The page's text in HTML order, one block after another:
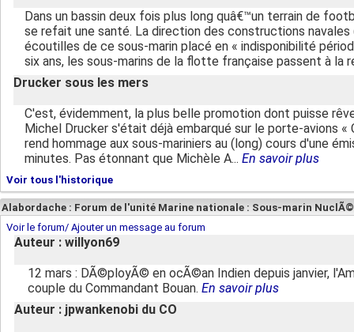
Dans un bassin deux fois plus long quâ€™un terrain de
se refait une santé. La direction des constructions
écoutilles de ce sous-marin placé en « indisponibilité
six ans, les sous-marins de la flotte française passent à la
Drucker sous les mers
C'est, évidemment, la plus belle promotion dont puisse
Michel Drucker s'était déjà embarqué sur le porte-avions «
rend hommage aux sous-mariniers au (long) cours d'une
minutes. Pas étonnant que Michèle A... En savoir plus
Voir tous l'historique
Alabordache : Forum de l'unité Marine nationale : Sous-marin
Voir le forum/ Ajouter un message au forum
Auteur : willyon69
12 mars : DÃ©ployÃ© en ocÃ©an Indien depuis janvier,
couple du Commandant Bouan. En savoir plus
Auteur : jpwankenobi du CO